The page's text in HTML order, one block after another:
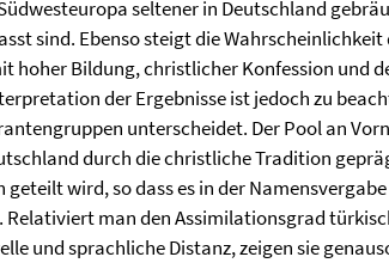
seltener in Deutschland
sind. Ebenso steigt die
hoher Bildung, christlicher Konfession und
der Ergebnisse ist jedoch zu
unterscheidet. Der Pool an
durch die christliche Tradition
wird, so dass es in der
man den Assimilationsgrad
und sprachliche Distanz, zeigen sie